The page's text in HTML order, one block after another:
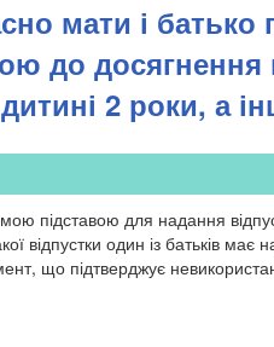
мати і батько
до досягнення
2 роки, а
підставою для надання
відпустки один із батьків
що підтверджує